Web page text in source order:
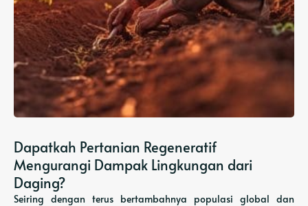
Dapatkah Pertanian Regeneratif
Mengurangi Dampak Lingkungan dari
Daging?
Seiring dengan terus bertambahnya populasi global dan